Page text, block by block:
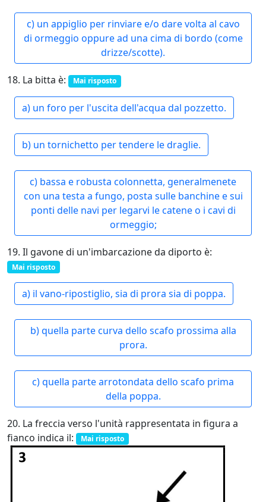
c) un appiglio per rinviare e/o dare volta al cavo
di ormeggio oppure ad una cima di bordo (come
drizze/scotte).
18. La bitta è: Mai risposto
a) un foro per l'uscita dell'acqua dal pozzetto.
b) un tornichetto per tendere le draglie.
c) bassa e robusta colonnetta, generalmenete
con una testa a fungo, posta sulle banchine e sui
ponti delle navi per legarvi le catene o i cavi di
ormeggio;
19. Il gavone di un'imbarcazione da diporto è:
Mai risposto
a) il vano-ripostiglio, sia di prora sia di poppa.
b) quella parte curva dello scafo prossima alla
prora.
c) quella parte arrotondata dello scafo prima
della poppa.
20. La freccia verso l'unità rappresentata in figura a
fianco indica il:
Mai risposto